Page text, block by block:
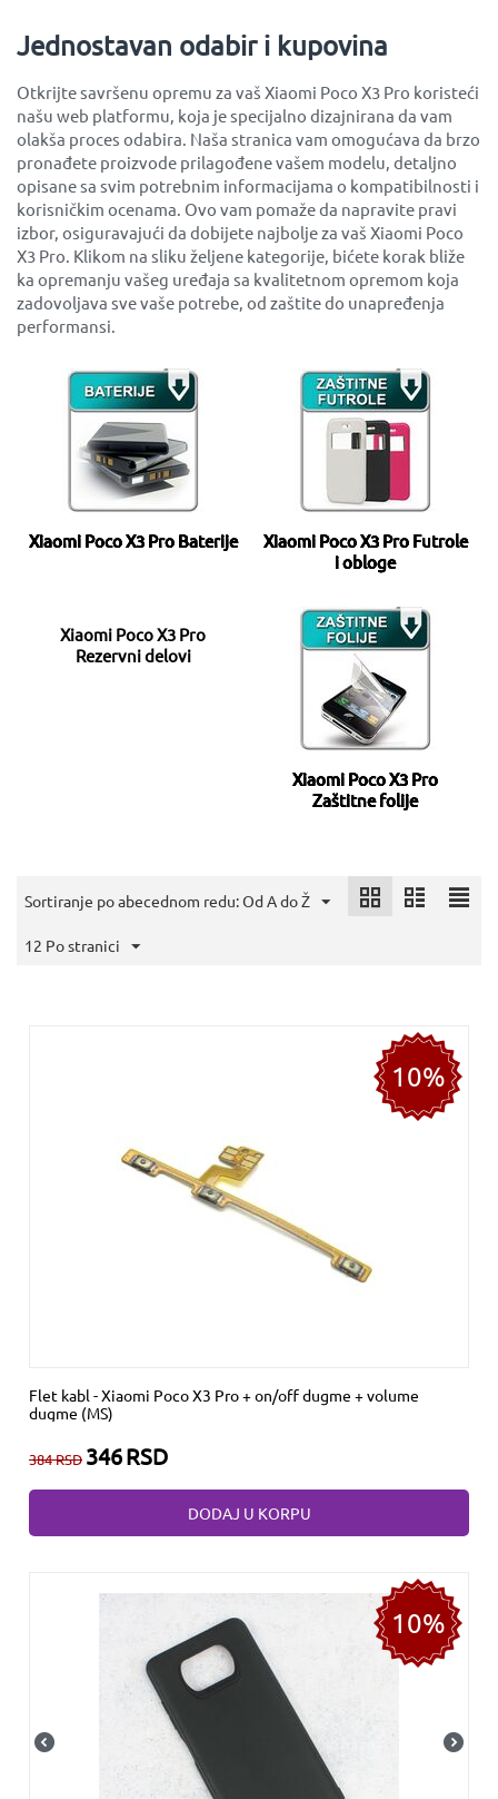
Jednostavan odabir i kupovina
Otkrijte savršenu opremu za vaš Xiaomi Poco X3 Pro koristeći
našu web platformu, koja je specijalno dizajnirana da vam
olakša proces odabira. Naša stranica vam omogućava da brzo
pronađete proizvode prilagođene vašem modelu, detaljno
opisane sa svim potrebnim informacijama o kompatibilnosti i
korisničkim ocenama. Ovo vam pomaže da napravite pravi
izbor, osiguravajući da dobijete najbolje za vaš Xiaomi Poco
X3 Pro. Klikom na sliku željene kategorije, bićete korak bliže
ka opremanju vašeg uređaja sa kvalitetnom opremom koja
zadovoljava sve vaše potrebe, od zaštite do unapređenja
performansi.
Xiaomi Poco X3 Pro Baterije
Xiaomi Poco X3 Pro Futrole
i obloge
Xiaomi Poco X3 Pro
Rezervni delovi
Xiaomi Poco X3 Pro
Zaštitne folije
Sortiranje po abecednom redu: Od A do Ž
12 Po stranici
10%
Flet kabl - Xiaomi Poco X3 Pro + on/off dugme + volume
dugme (MS)
384RSD 346RSD
DODAJ U KORPU
10%